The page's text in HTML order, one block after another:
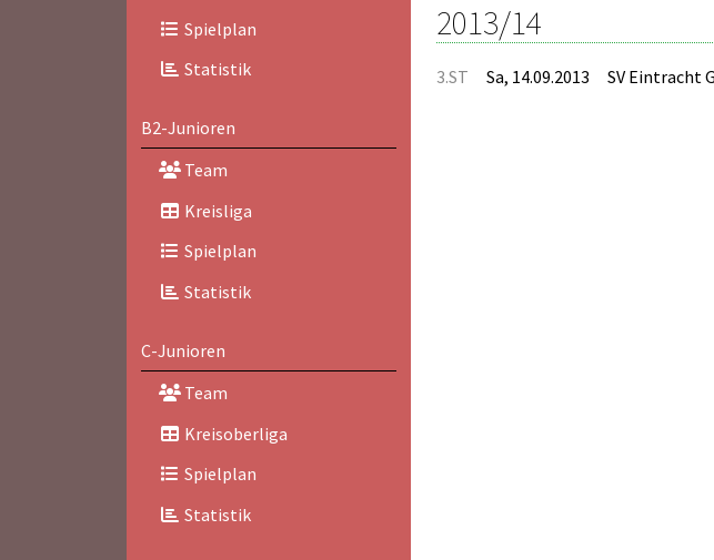
Spielplan
Statistik
B2-Junioren
Team
Kreisliga
Spielplan
Statistik
C-Junioren
Team
Kreisoberliga
Spielplan
Statistik
2013/14
3.ST Sa, 14.09.2013 SV Eintracht